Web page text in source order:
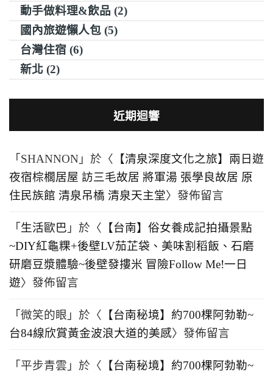
動手做料理&飲品 (2)
國內旅遊懶人包 (5)
台灣住宿 (6)
新北 (2)
近期迴響
「 SHANNON 」於〈 【清泉深度文化之旅】兩日遊
夜宿棕櫚居屋 訪三毛故居 將軍湯 張學良故居 原
住民族館 清泉吊橋 清泉天主堂〉發佈留言
「 生活歐巴 」於〈 【台南】俗女養成記拍攝景點
~DIY紅龜粿+後壁LV茄芷袋、美味割稻飯、石磨
研磨豆漿體驗~後壁發摟米 冒險Follow Me!一日
遊〉發佈留言
「 微笑的眼 」於〈 【台南秘境】約700棵阿勃勒~
台84線欣賞黃金波浪大道的美感〉發佈留言
「 平步青雲 」於〈 【台南秘境】約700棵阿勃勒~